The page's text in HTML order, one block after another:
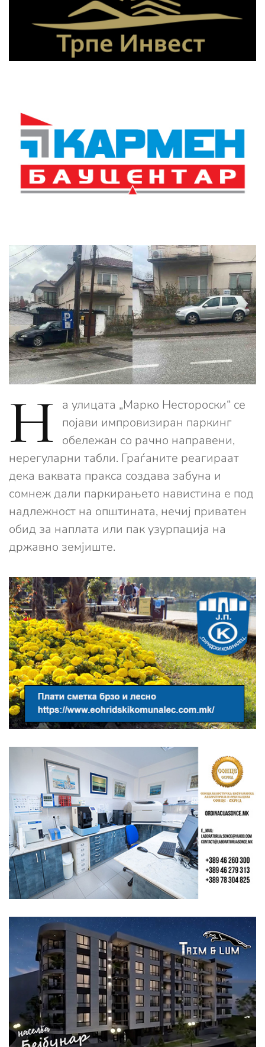
Н а улицата „Марко Нестороски“ се
појави импровизиран паркинг
обележан со рачно направени,
нерегуларни табли. Граѓаните реагираат
дека ваквата пракса создава забуна и
сомнеж дали паркирањето навистина е под
надлежност на општината, нечиј приватен
обид за наплата или пак узурпација на
државно земјиште.